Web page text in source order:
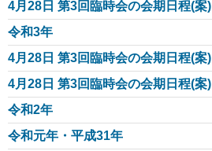
4月28日 第3回臨時会の会期日程(案)
令和3年
4月28日 第3回臨時会の会期日程(案)
4月28日 第3回臨時会の会期日程(案)
令和2年
令和元年・平成31年